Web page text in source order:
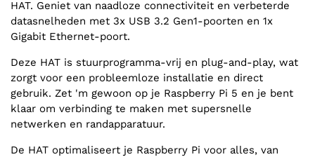
HAT. Geniet van naadloze connectiviteit en verbeterde
datasnelheden met 3x USB 3.2 Gen1-poorten en 1x
Gigabit Ethernet-poort.
Deze HAT is stuurprogramma-vrij en plug-and-play, wat
zorgt voor een probleemloze installatie en direct
gebruik. Zet 'm gewoon op je Raspberry Pi 5 en je bent
klaar om verbinding te maken met supersnelle
netwerken en randapparatuur.
De HAT optimaliseert je Raspberry Pi voor alles, van